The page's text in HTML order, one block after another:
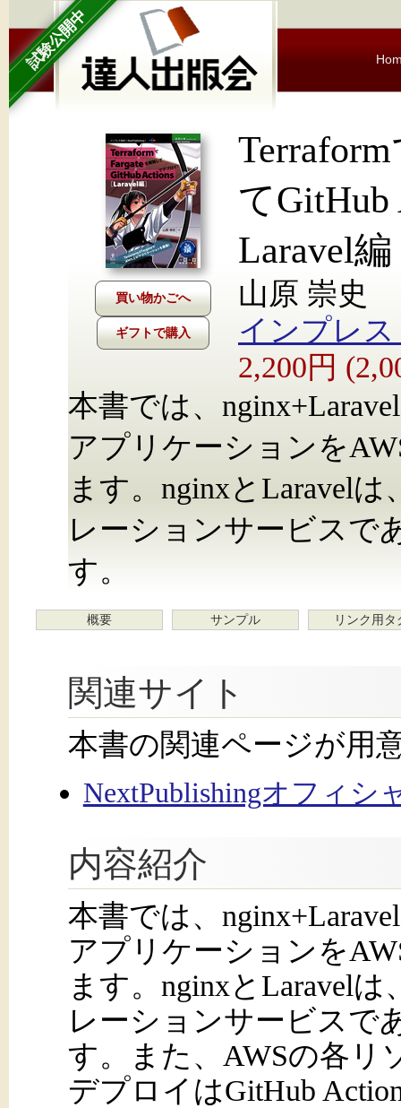
試験公開中
ギフトで購入
て
Laravel編
山原 崇史
インプレス
2,200円
本書では、
アプリケーションを
ます。nginxとLaravel
レーションサービスで
す。
概要 サンプル リンク用タ
関連サイト
本書の関連ページが用
NextPublishingオフィシ
内容紹介
本書では、
アプリケーションを
ます。nginxとLaravel
レーションサービスで
す。また、AWSの各リ
デプロイはGitHub